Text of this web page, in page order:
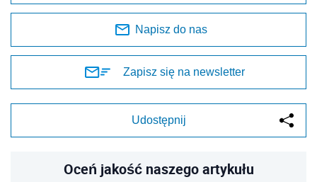
Napisz do nas
Zapisz się na newsletter
Udostępnij
Oceń jakość naszego artykułu